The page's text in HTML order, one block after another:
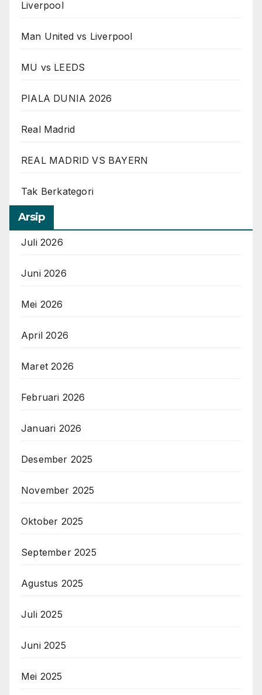
Liverpool
Man United vs Liverpool
MU vs LEEDS
PIALA DUNIA 2026
Real Madrid
REAL MADRID VS BAYERN
Tak Berkategori
Arsip
Juli 2026
Juni 2026
Mei 2026
April 2026
Maret 2026
Februari 2026
Januari 2026
Desember 2025
November 2025
Oktober 2025
September 2025
Agustus 2025
Juli 2025
Juni 2025
Mei 2025